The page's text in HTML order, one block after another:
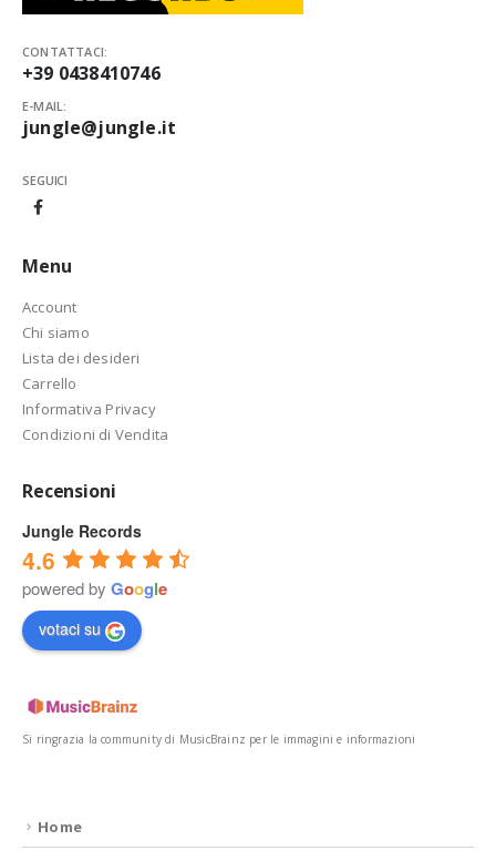
CONTATTACI:
+39 0438410746
E-MAIL:
jungle@jungle.it
SEGUICI
Menu
Account
Chi siamo
Lista dei desideri
Carrello
Informativa Privacy
Condizioni di Vendita
Recensioni
Jungle Records
4.6
powered by Google
votaci su
Si ringrazia la community di MusicBrainz per le immagini e informazioni
Home